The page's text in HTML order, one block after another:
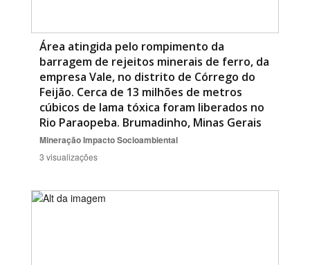
Área atingida pelo rompimento da
barragem de rejeitos minerais de ferro, da
empresa Vale, no distrito de Córrego do
Feijão. Cerca de 13 milhões de metros
cúbicos de lama tóxica foram liberados no
Rio Paraopeba. Brumadinho, Minas Gerais
MineraçãoImpacto Socioambiental
3 visualizações